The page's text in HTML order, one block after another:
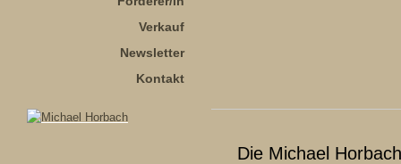
Verkauf
Newsletter
Kontakt
Die Michael